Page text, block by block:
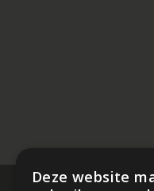
Deze website